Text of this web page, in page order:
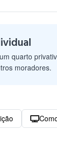
quarto
moradores.